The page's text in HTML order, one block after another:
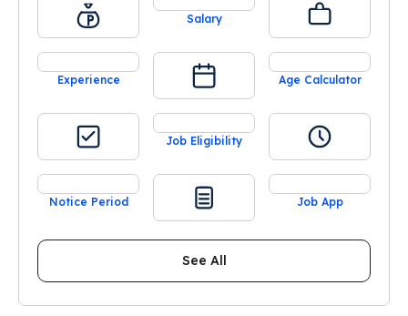
Salary
Experience Age Calculator
Job Eligibility
Notice Period Job App
See All